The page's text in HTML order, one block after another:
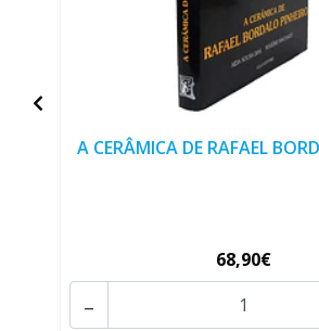
A CERÂMICA DE RAFAEL
68,90€
-